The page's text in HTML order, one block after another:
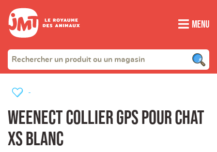
Menu
Weenect Collier GPS pour Chat
XS blanc
-